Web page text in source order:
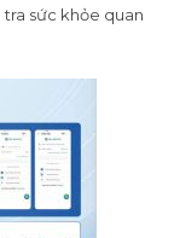
sức khỏe quan